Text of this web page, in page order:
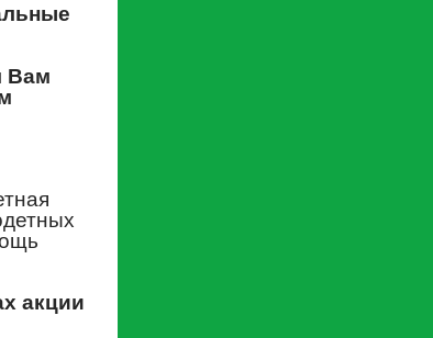
Вам
акции